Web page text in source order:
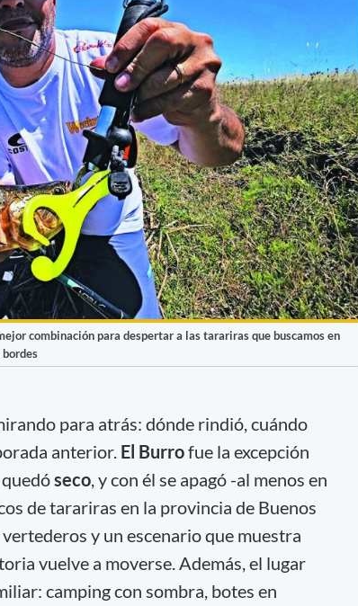
combinación para despertar a las tarariras que buscamos en
bordes
para atrás: dónde rindió, cuándo
anterior. El Burrofue la excepción
seco, y con él se apagó -al menos en
de tarariras en la provincia de Buenos
y un escenario que muestra
vuelve a moverse. Además, el lugar
camping con sombra, botes en